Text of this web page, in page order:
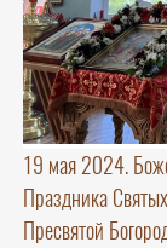
19 мая 2024.
Праздника
Пресвятой